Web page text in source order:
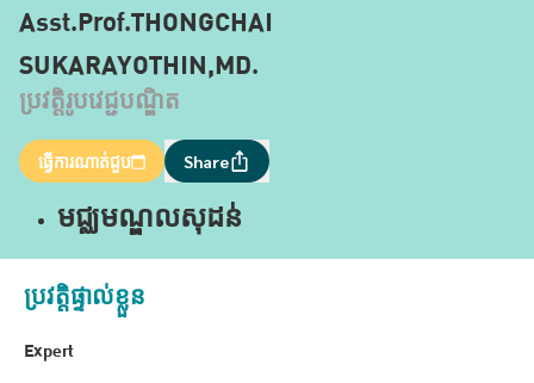
Asst.Prof.THONGCHAI
SUKARAYOTHIN,MD.
ប្រវត្តិរូបវេជ្ជបណ្ឌិត
ធ្វើការណាត់ជួប Share
មជ្ឈមណ្ឌល​សុដន់
ប្រវត្តិផ្ទាល់ខ្លួន
Expert